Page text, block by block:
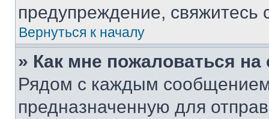
предупреждение,
Вернуться к началу
» Как мне пожаловаться
Рядом с каждым сообщением
предназначенную для